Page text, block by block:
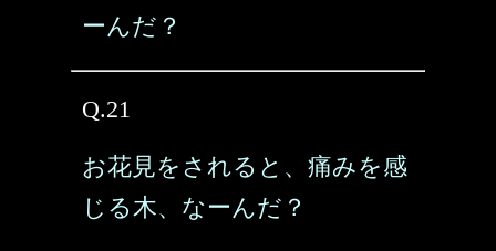
ーんだ？
Q.21
お花見をされると、痛みを感
じる木、なーんだ？